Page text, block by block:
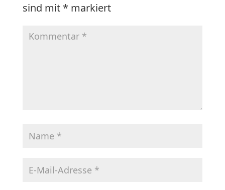
sind mit * markiert